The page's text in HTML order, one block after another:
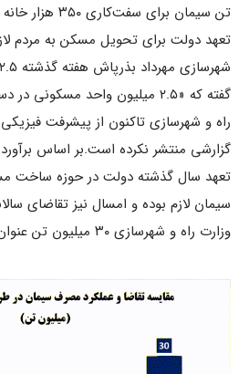
تعهد دولت برای تحویل مسکن به مردم
گفته که «۲.۵ میلیون واحد
راه و شهرسازی تاکنون از پیشرفت
گزارشی منتشر نکرده است.بر اساس
سیمان لازم بوده و امسال نیز تقاضای
وزارت راه و شهرسازی ۳۰ میلیون تن عنوان شده است.